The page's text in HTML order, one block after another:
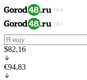
$82,16
€94,83